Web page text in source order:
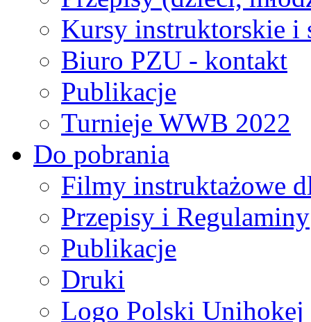
Kursy instruktorskie i
Biuro PZU - kontakt
Publikacje
Turnieje WWB 2022
Do pobrania
Filmy instruktażowe
Przepisy i Regulaminy
Publikacje
Druki
Logo Polski Unihokej